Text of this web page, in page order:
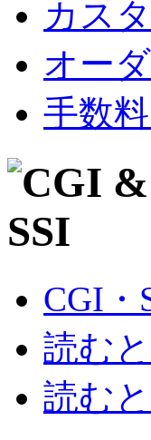
カス
オー
手数
CGI・
読む
読む